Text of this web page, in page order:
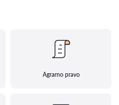
Agrarno pravo